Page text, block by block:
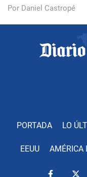
Por Daniel Castropé
PORTADA LO
EEUU AMÉRICA